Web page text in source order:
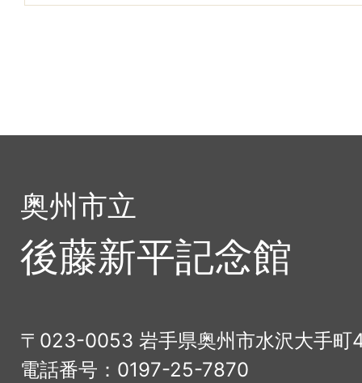
奥州市立
後藤新平記念館
〒023-0053 岩手県奥州市水沢大手町
電話番号：0197-25-7870